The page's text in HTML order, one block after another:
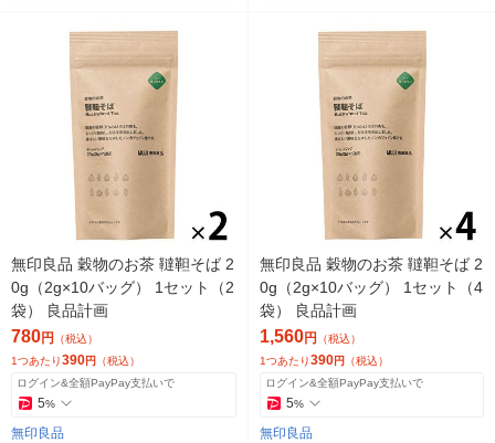
無印良品 穀物のお茶 韃靼そば 2
0g（2g×10バッグ） 1セット（2
袋） 良品計画
780円
（税込）
1つあたり390円 （税込）
ログイン&全額PayPay支払いで
5%
無印良品
無印良品 穀物のお茶 韃靼そば 2
0g（2g×10バッグ） 1セット（4
袋） 良品計画
1,560円
（税込）
1つあたり390円 （税込）
ログイン&全額PayPay支払いで
5%
無印良品